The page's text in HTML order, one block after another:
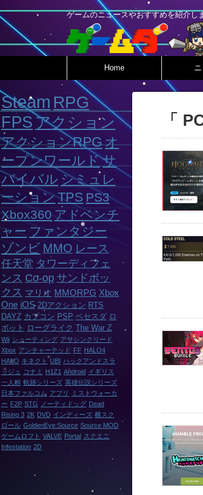
ゲームのニュースやおすすめを紹介し
Home
「
Steam RPG
FPSアクション
アクションRPGオ
ープンワールドサ
バイバル シミュレ
ーションTPS PS3
Xbox360 アドベンチ
ャー ファンタジー
ゾンビ MMO レース
任天堂 タワーディフェ
ンス Co-op サンドボッ
クス マリオ MMORPG Xbox
One iOS 2Dアクション RTS
DAYZ カプコン PSP ベセスダ ロ
ボット ローグライク The War Z
Wii シューティング アサシンクリード
Xbox アンチャーテッド FF HALO4
HALO キネクト UBI ハックアンドスラ
ッシュ
コナミ H1Z1 Android イギリス
一人称 軌跡シリーズ 英雄伝説シリーズ
日本ファルコム アプリ
ミストウォーカ
ー F2P STG ノーティドッグ Dead
Rising 3 2K DVD インディーズ 横スク
ロール GoldenEye:Source Source MOD
ゲームロフト VALVE Portal スクエニ
Infestation 2D